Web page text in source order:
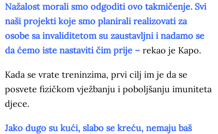
Nažalost morali smo odgoditi ovo takmičenje. Svi
naši projekti koje smo planirali realizovati za
osobe sa invaliditetom su zaustavljni i nadamo se
da ćemo iste nastaviti čim prije – rekao je Kapo.
Kada se vrate treninzima, prvi cilj im je da se
posvete fizičkom vježbanju i poboljšanju imuniteta
djece.
Jako dugo su kući, slabo se kreću, nemaju baš